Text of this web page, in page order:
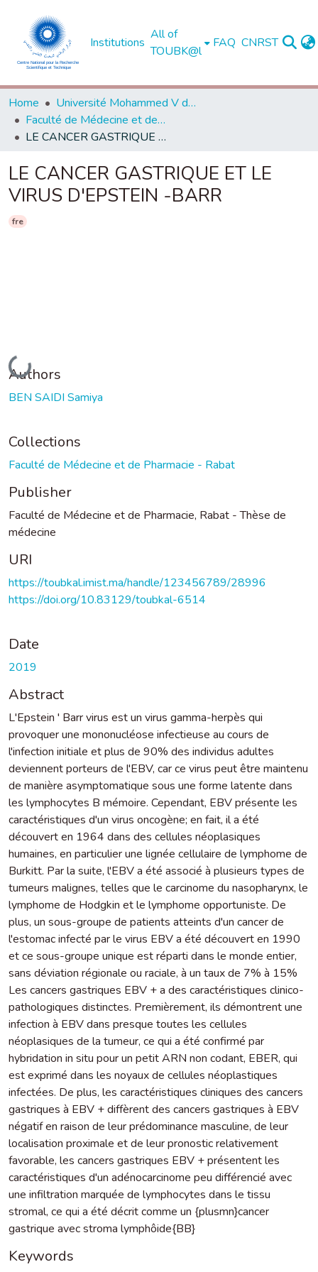
Institutions
All of
TOUBK@l
FAQ CNRST
Home
Université Mohammed V de Rabat
Faculté de Médecine et de Pharmacie - Rabat
LE CANCER GASTRIQUE ET LE VIRUS D'EPSTEIN -BARR
LE CANCER GASTRIQUE ET LE
VIRUS D'EPSTEIN -BARR
fre
Loading...
Authors
BEN SAIDI Samiya
Collections
Faculté de Médecine et de Pharmacie - Rabat
Publisher
Faculté de Médecine et de Pharmacie, Rabat - Thèse de
médecine
URI
https://toubkal.imist.ma/handle/123456789/28996
https://doi.org/10.83129/toubkal-6514
Date
2019
Abstract
L'Epstein ' Barr virus est un virus gamma-herpès qui
provoquer une mononucléose infectieuse au cours de
l'infection initiale et plus de 90% des individus adultes
deviennent porteurs de l'EBV, car ce virus peut être maintenu
de manière asymptomatique sous une forme latente dans
les lymphocytes B mémoire. Cependant, EBV présente les
caractéristiques d'un virus oncogène; en fait, il a été
découvert en 1964 dans des cellules néoplasiques
humaines, en particulier une lignée cellulaire de lymphome de
Burkitt. Par la suite, l'EBV a été associé à plusieurs types de
tumeurs malignes, telles que le carcinome du nasopharynx, le
lymphome de Hodgkin et le lymphome opportuniste. De
plus, un sous-groupe de patients atteints d'un cancer de
l'estomac infecté par le virus EBV a été découvert en 1990
et ce sous-groupe unique est réparti dans le monde entier,
sans déviation régionale ou raciale, à un taux de 7% à 15%
Les cancers gastriques EBV + a des caractéristiques clinico-
pathologiques distinctes. Premièrement, ils démontrent une
infection à EBV dans presque toutes les cellules
néoplasiques de la tumeur, ce qui a été confirmé par
hybridation in situ pour un petit ARN non codant, EBER, qui
est exprimé dans les noyaux de cellules néoplastiques
infectées. De plus, les caractéristiques cliniques des cancers
gastriques à EBV + diffèrent des cancers gastriques à EBV
négatif en raison de leur prédominance masculine, de leur
localisation proximale et de leur pronostic relativement
favorable, les cancers gastriques EBV + présentent les
caractéristiques d'un adénocarcinome peu différencié avec
une infiltration marquée de lymphocytes dans le tissu
stromal, ce qui a été décrit comme un {plusmn}cancer
gastrique avec stroma lymphôide{BB}
Keywords